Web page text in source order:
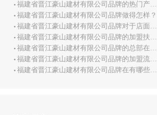
福建省晋江豪山建材有限公司品牌的热门产品是哪些？
福建省晋江豪山建材有限公司品牌做得怎样？
福建省晋江豪山建材有限公司品牌对于店面管理有什么培训？
福建省晋江豪山建材有限公司品牌的加盟扶持政策是哪些？
福建省晋江豪山建材有限公司品牌的总部在哪里？
福建省晋江豪山建材有限公司品牌的加盟流程是如何？
福建省晋江豪山建材有限公司品牌在有哪些空白区域？